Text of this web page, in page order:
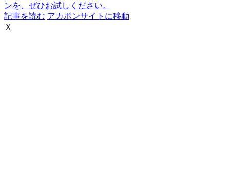
ンを、ぜひお試しください。
記事を読む アカポンサイトに移動
Ｘ